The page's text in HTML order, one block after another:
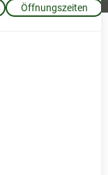
Öffnungszeiten